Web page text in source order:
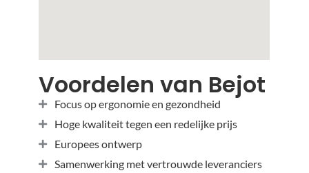
Voordelen van Bejot
Focus op ergonomie en gezondheid
Hoge kwaliteit tegen een redelijke prijs
Europees ontwerp
Samenwerking met vertrouwde leveranciers